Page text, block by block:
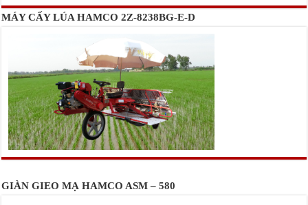
MÁY CẤY LÚA HAMCO 2Z-8238BG-E-D
GIÀN GIEO MẠ HAMCO ASM – 580